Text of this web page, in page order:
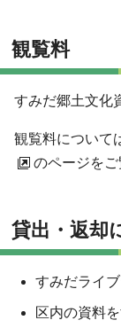
観覧料
すみだ郷土文化
観覧料について
のページをご
貸出・返却
すみだライ
区内の資料